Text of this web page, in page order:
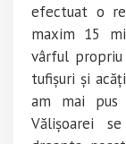
efectuat o
maxim 15
vârful
tufișuri și
am mai pus
Vălișoarei